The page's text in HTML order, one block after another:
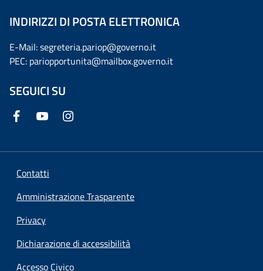
INDIRIZZI DI POSTA ELETTRONICA
E-Mail: segreteria.pariop@governo.it
PEC: pariopportunita@mailbox.governo.it
SEGUICI SU
Contatti
Amministrazione Trasparente
Privacy
Dichiarazione di accessibilità
Accesso Civico